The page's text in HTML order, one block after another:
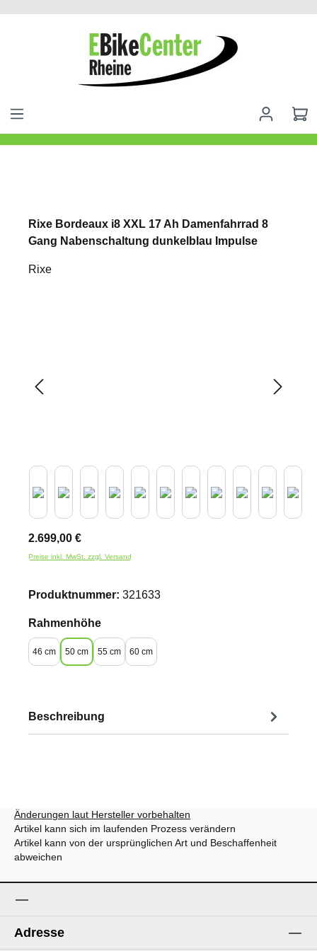
springen
Rixe Bordeaux i8 XXL 17 Ah Damenfahrrad 8
Gang Nabenschaltung dunkelblau Impulse
Rixe
2.699,00 €
Preise inkl. MwSt. zzgl. Versand
Produktnummer: 321633
Rahmenhöheauswählen
46 cm 50 cm 55 cm 60 cm
Beschreibung
Änderungen laut Hersteller vorbehalten
Artikel kann sich im laufenden Prozess verändern
Artikel kann von der ursprünglichen Art und Beschaffenheit
abweichen
Adresse